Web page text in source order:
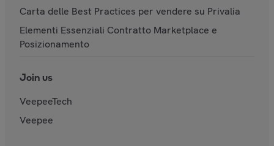
Carta delle Best Practices per vendere su Privalia
Elementi Essenziali Contratto Marketplace e
Posizionamento
Join us
VeepeeTech
Veepee